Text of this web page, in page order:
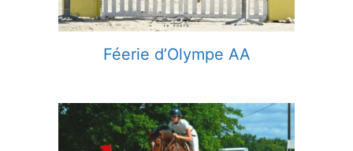
Féerie d’Olympe AA